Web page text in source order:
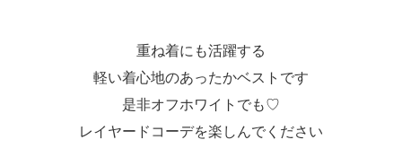
重ね着にも活躍する
軽い着心地のあったかベストです
是非オフホワイトでも♡
レイヤードコーデを楽しんでください